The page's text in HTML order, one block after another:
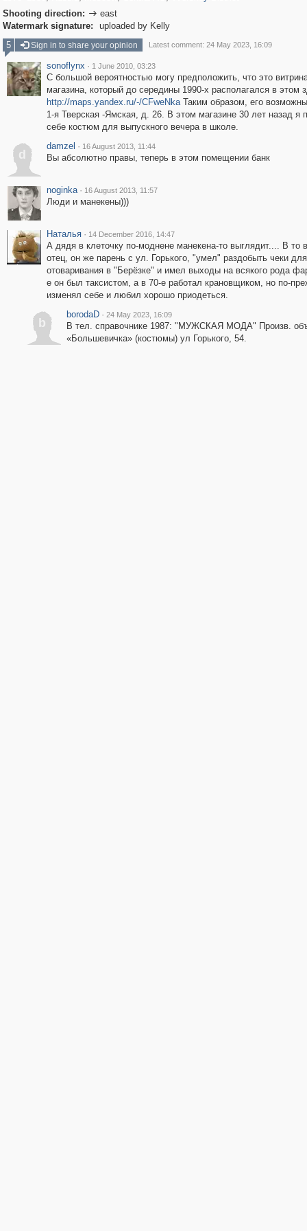
Shooting direction:  east
Watermark signature:
uploaded by Kelly
5
Sign in to share your opinion Latest comment: 24 May 2023, 16:09
sonoflynx · 1 June 2010, 03:23
C большой вероятностью могу предположить, что это
магазина, который до середины 1990-х располагался в этом
http://maps.yandex.ru/-/CFweNkaТаким образом, его
1-я Тверская -Ямская, д. 26. В этом магазине 30 лет назад я
себе костюм для выпускного вечера в школе.
d
damzel · 16 August 2013, 11:44
Вы абсолютно правы, теперь в этом помещении банк
noginka · 16 August 2013, 11:57
Люди и манекены)))
Наталья · 14 December 2016, 14:47
А дядя в клеточку по-моднене манекена-то выглядит.... В то
отец, он же парень с ул. Горького, "умел" раздобыть чеки для
отоваривания в "Берёзке" и имел выходы на всякого рода
е он был таксистом, а в 70-е работал крановщиком, но по-
изменял себе и любил хорошо приодеться.
b
borodaD · 24 May 2023, 16:09
В тел. справочнике 1987: "МУЖСКАЯ МОДА" Произв.
«Большевичка» (костюмы) ул Горького, 54.